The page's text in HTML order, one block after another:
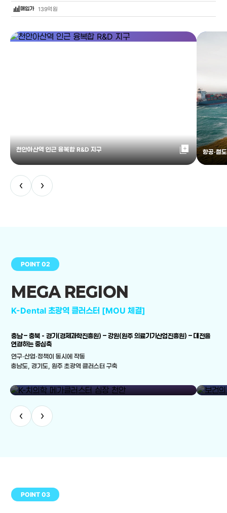
bar_chart_4_bars매입가 139억원
천안아산역 인근 융복합 R&D 지구 library_add 항공·철
‹ ›
POINT 02
MEGA REGION
K-Dental 초광역 클러스터 [MOU 체결]
충남 – 충북 - 경기(경제과학진흥원) – 강원(원주 의료기기산업진흥원) – 대전을
연결하는 중심축
연구·산업·정책이 동시에 작동
충남도, 경기도, 원주 초광역 클러스터 구축
‹ ›
POINT 03